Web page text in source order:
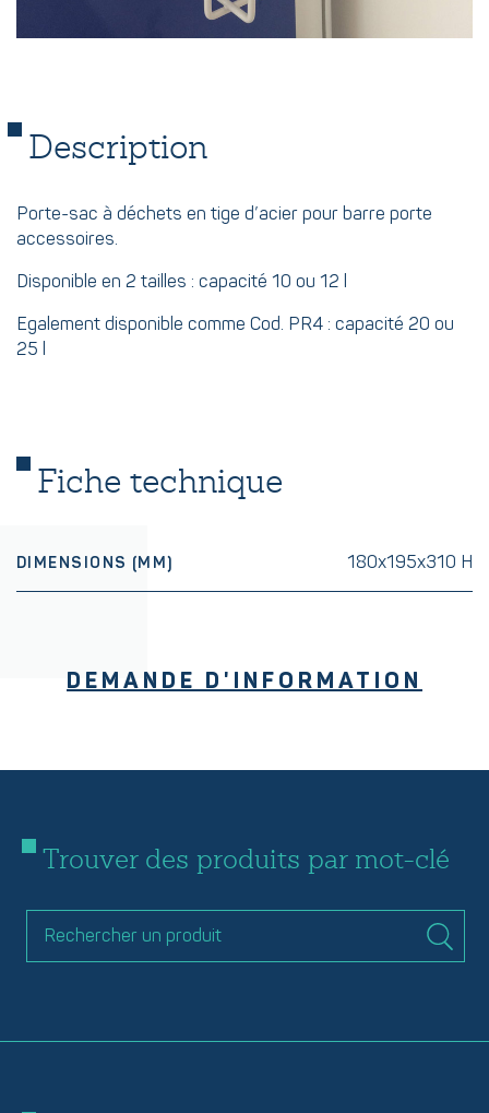
Description
Porte-sac à déchets en tige d’acier pour barre porte
accessoires.
Disponible en 2 tailles : capacité 10 ou 12 l
Egalement disponible comme Cod. PR4 : capacité 20 ou
25 l
Fiche technique
DIMENSIONS (MM) 180x195x310 H
DEMANDE D'INFORMATION
Trouver des produits par mot-clé